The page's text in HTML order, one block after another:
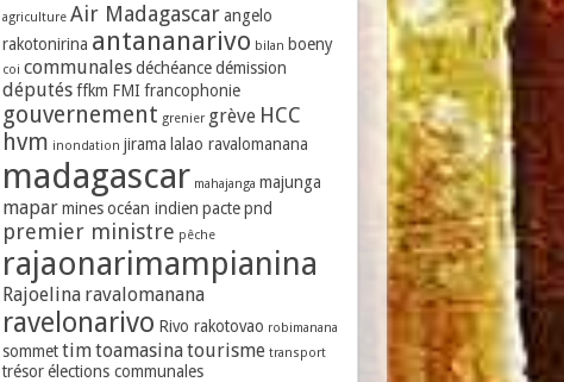
agriculture Air Madagascar angelo
rakotonirina antananarivo bilan boeny
coi communales déchéance démission
députés ffkm FMI francophonie
gouvernement grenier grève HCC
hvm inondation jirama lalao ravalomanana
madagascar mahajanga majunga
mapar mines océan indien pacte pnd
premier ministre pêche
rajaonarimampianina
Rajoelina ravalomanana
ravelonarivo Rivo rakotovao robimanana
sommet timtoamasinatourisme transport
trésor élections communales